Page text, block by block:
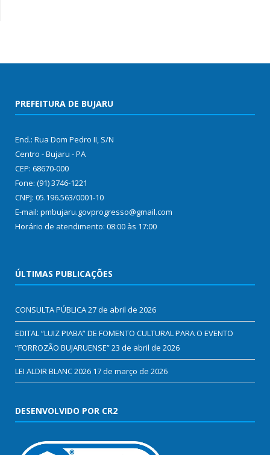
PREFEITURA DE BUJARU
End.: Rua Dom Pedro II, S/N
Centro - Bujaru - PA
CEP: 68670-000
Fone: (91) 3746-1221
CNPJ: 05.196.563/0001-10
E-mail: pmbujaru.govprogresso@gmail.com
Horário de atendimento: 08:00 às 17:00
ÚLTIMAS PUBLICAÇÕES
CONSULTA PÚBLICA27 de abril de 2026
EDITAL “LUIZ PIABA” DE FOMENTO CULTURAL PARA O EVENTO
“FORROZÃO BUJARUENSE”23 de abril de 2026
LEI ALDIR BLANC 2026 17 de março de 2026
DESENVOLVIDO POR CR2